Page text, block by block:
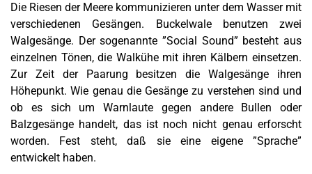
Die Riesen der Meere kommunizieren unter dem Wasser mit
verschiedenen Gesängen. Buckelwale benutzen zwei
Walgesänge. Der sogenannte ”Social Sound” besteht aus
einzelnen Tönen, die Walkühe mit ihren Kälbern einsetzen.
Zur Zeit der Paarung besitzen die Walgesänge ihren
Höhepunkt. Wie genau die Gesänge zu verstehen sind und
ob es sich um Warnlaute gegen andere Bullen oder
Balzgesänge handelt, das ist noch nicht genau erforscht
worden. Fest steht, daß sie eine eigene ”Sprache”
entwickelt haben.